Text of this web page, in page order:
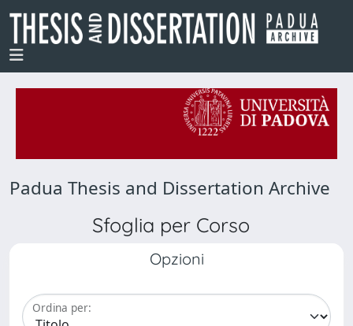
Padua Thesis and Dissertation Archive
Sfoglia per Corso
Opzioni
Ordina per: